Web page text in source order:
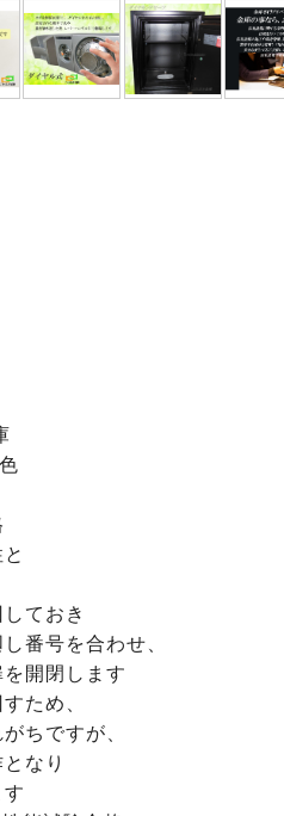
ておき
番号を合わせ、
開閉します
ため、
ちですが、
なり